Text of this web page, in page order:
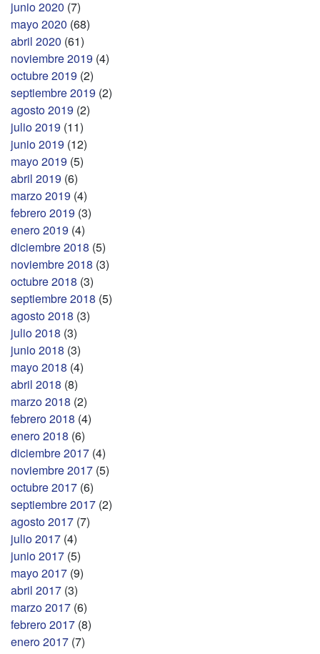
junio 2020 (7)
mayo 2020 (68)
abril 2020 (61)
noviembre 2019 (4)
octubre 2019 (2)
septiembre 2019 (2)
agosto 2019 (2)
julio 2019 (11)
junio 2019 (12)
mayo 2019 (5)
abril 2019 (6)
marzo 2019 (4)
febrero 2019 (3)
enero 2019 (4)
diciembre 2018 (5)
noviembre 2018 (3)
octubre 2018 (3)
septiembre 2018 (5)
agosto 2018 (3)
julio 2018 (3)
junio 2018 (3)
mayo 2018 (4)
abril 2018 (8)
marzo 2018 (2)
febrero 2018 (4)
enero 2018 (6)
diciembre 2017 (4)
noviembre 2017 (5)
octubre 2017 (6)
septiembre 2017 (2)
agosto 2017 (7)
julio 2017 (4)
junio 2017 (5)
mayo 2017 (9)
abril 2017 (3)
marzo 2017 (6)
febrero 2017 (8)
enero 2017 (7)